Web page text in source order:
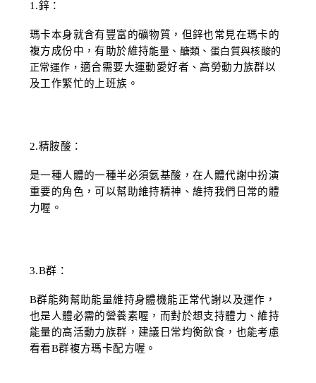
1.鋅：
瑪卡本身就含有豐富的礦物質，但鋅也常見在瑪卡的
複方成份中，有助於維持能量、醣類、蛋白質與核酸的
正常運作， 適合需要大運動愛好者、高勞動力族群以
及工作繁忙的上班族。
2.精胺酸：
是一種人體的一種半必須氨基酸，在人體代謝中扮演
重要的角色，可以幫助維持精神、維持我們日常的體
力喔。
3.B群：
B群能夠幫助能量維持身體機能正常代謝以及運作，
也是人體必需的營養素喔，而對於想支持體力、維持
能量的高活動力族群，建議日常均衡飲食，也能考慮
看看B群複方瑪卡配方喔。